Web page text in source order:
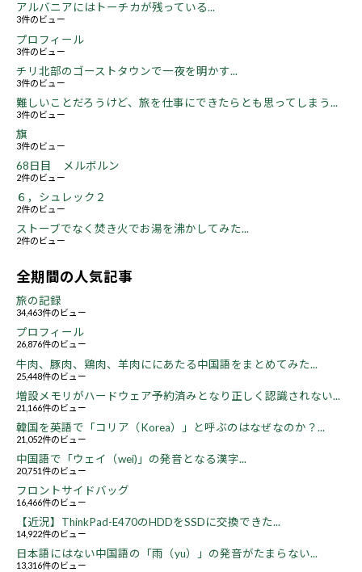
アルバニアにはトーチカが残っている...
3件のビュー
プロフィール
3件のビュー
チリ北部のゴーストタウンで一夜を明かす...
3件のビュー
難しいことだろうけど、旅を仕事にできたらとも思ってしまう...
3件のビュー
旗
3件のビュー
68日目 メルボルン
2件のビュー
６，シュレック２
2件のビュー
ストーブでなく焚き火でお湯を沸かしてみた...
2件のビュー
全期間の人気記事
旅の記録
34,463件のビュー
プロフィール
26,876件のビュー
牛肉、豚肉、鶏肉、羊肉ににあたる中国語をまとめてみた...
25,448件のビュー
増設メモリがハードウェア予約済みとなり正しく認識されない...
21,166件のビュー
韓国を英語で「コリア（Korea）」と呼ぶのはなぜなのか？...
21,052件のビュー
中国語で「ウェイ（wei)」の発音となる漢字...
20,751件のビュー
フロントサイドバッグ
16,466件のビュー
【近況】ThinkPad-E470のHDDをSSDに交換できた...
14,922件のビュー
日本語にはない中国語の「雨（yu）」の発音がたまらない...
13,316件のビュー